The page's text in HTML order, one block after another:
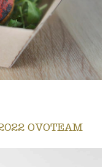
OVOTEAM